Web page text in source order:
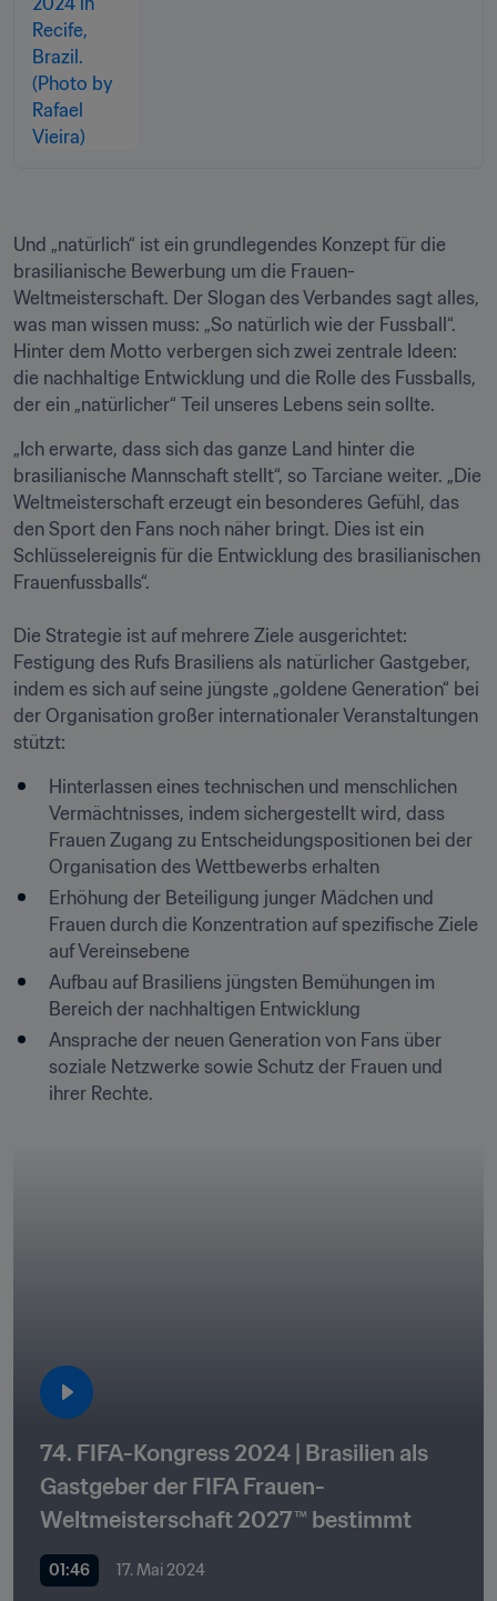
Und „natürlich“ ist ein grundlegendes Konzept für die
brasilianische Bewerbung um die Frauen-
Weltmeisterschaft. Der Slogan des Verbandes sagt alles,
was man wissen muss: „So natürlich wie der Fussball“.
Hinter dem Motto verbergen sich zwei zentrale Ideen:
die nachhaltige Entwicklung und die Rolle des Fussballs,
der ein „natürlicher“ Teil unseres Lebens sein sollte.
„Ich erwarte, dass sich das ganze Land hinter die
brasilianische Mannschaft stellt“, so Tarciane weiter. „Die
Weltmeisterschaft erzeugt ein besonderes Gefühl, das
den Sport den Fans noch näher bringt. Dies ist ein
Schlüsselereignis für die Entwicklung des brasilianischen
Frauenfussballs“.
Die Strategie ist auf mehrere Ziele ausgerichtet:
Festigung des Rufs Brasiliens als natürlicher Gastgeber,
indem es sich auf seine jüngste „goldene Generation“ bei
der Organisation großer internationaler Veranstaltungen
stützt:
Hinterlassen eines technischen und menschlichen
Vermächtnisses, indem sichergestellt wird, dass
Frauen Zugang zu Entscheidungspositionen bei der
Organisation des Wettbewerbs erhalten
Erhöhung der Beteiligung junger Mädchen und
Frauen durch die Konzentration auf spezifische Ziele
auf Vereinsebene
Aufbau auf Brasiliens jüngsten Bemühungen im
Bereich der nachhaltigen Entwicklung
Ansprache der neuen Generation von Fans über
soziale Netzwerke sowie Schutz der Frauen und
ihrer Rechte.
74. FIFA-Kongress 2024 | Brasilien als
Gastgeber der FIFA Frauen-
Weltmeisterschaft 2027™ bestimmt
01:46 17. Mai 2024